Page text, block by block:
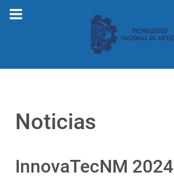
Noticias
InnovaTecNM 2024